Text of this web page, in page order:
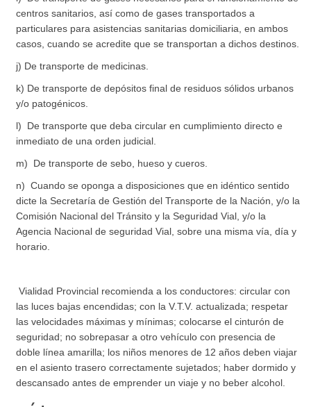
centros sanitarios, así como de gases transportados a
particulares para asistencias sanitarias domiciliaria, en ambos
casos, cuando se acredite que se transportan a dichos destinos.
j) De transporte de medicinas.
k) De transporte de depósitos final de residuos sólidos urbanos
y/o patogénicos.
l) De transporte que deba circular en cumplimiento directo e
inmediato de una orden judicial.
m) De transporte de sebo, hueso y cueros.
n) Cuando se oponga a disposiciones que en idéntico sentido
dicte la Secretaría de Gestión del Transporte de la Nación, y/o la
Comisión Nacional del Tránsito y la Seguridad Vial, y/o la
Agencia Nacional de seguridad Vial, sobre una misma vía, día y
horario.
Vialidad Provincial recomienda a los conductores: circular con
las luces bajas encendidas; con la V.T.V. actualizada; respetar
las velocidades máximas y mínimas; colocarse el cinturón de
seguridad; no sobrepasar a otro vehículo con presencia de
doble línea amarilla; los niños menores de 12 años deben viajar
en el asiento trasero correctamente sujetados; haber dormido y
descansado antes de emprender un viaje y no beber alcohol.